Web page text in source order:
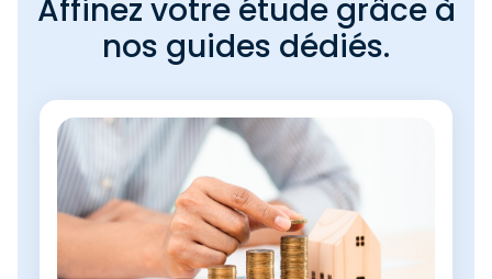
Affinez votre étude grâce à
nos guides dédiés.